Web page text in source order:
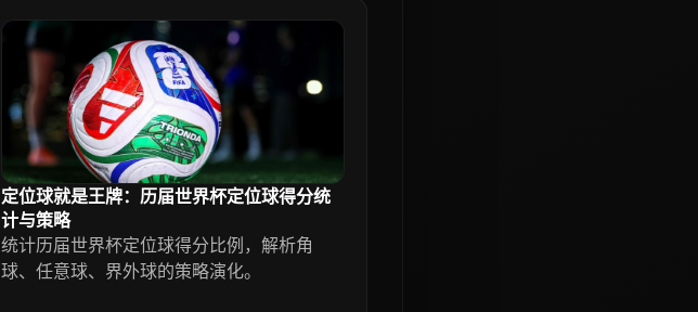
定位球就是王牌：历届世界杯定位球得分统
计与策略
统计历届世界杯定位球得分比例，解析角
球、任意球、界外球的策略演化。